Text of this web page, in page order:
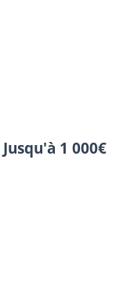
Jusqu'à 1 000€